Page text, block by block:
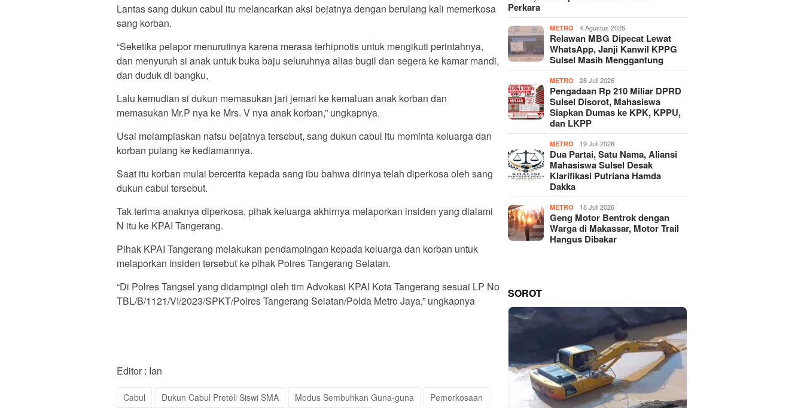
Lantas sang dukun cabul itu melancarkan aksi bejatnya dengan berulang kali memerkosa
sang korban.
“Seketika pelapor menurutinya karena merasa terhipnotis untuk mengikuti perintahnya,
dan menyuruh si anak untuk buka baju seluruhnya alias bugil dan segera ke kamar mandi,
dan duduk di bangku,
Lalu kemudian si dukun memasukan jari jemari ke kemaluan anak korban dan
memasukan Mr.P nya ke Mrs. V nya anak korban,” ungkapnya.
Usai melampiaskan nafsu bejatnya tersebut, sang dukun cabul itu meminta keluarga dan
korban pulang ke kediamannya.
Saat itu korban mulai bercerita kepada sang ibu bahwa dirinya telah diperkosa oleh sang
dukun cabul tersebut.
Tak terima anaknya diperkosa, pihak keluarga akhirnya melaporkan insiden yang dialami
N itu ke KPAI Tangerang.
Pihak KPAI Tangerang melakukan pendampingan kepada keluarga dan korban untuk
melaporkan insiden tersebut ke pihak Polres Tangerang Selatan.
“Di Polres Tangsel yang didampingi oleh tim Advokasi KPAI Kota Tangerang sesuai LP No
TBL/B/1121/VI/2023/SPKT/Polres Tangerang Selatan/Polda Metro Jaya,” ungkapnya
Editor : Ian
Cabul Dukun Cabul Preteli Siswi SMA Modus Sembuhkan Guna-guna
Pemerkosaan
Perkara
METRO 4 Agustus 2026
Relawan MBG Dipecat Lewat
WhatsApp, Janji Kanwil KPPG
Sulsel Masih Menggantung
METRO 28 Juli 2026
Pengadaan Rp 210 Miliar DPRD
Sulsel Disorot, Mahasiswa
Siapkan Dumas ke KPK, KPPU,
dan LKPP
METRO 19 Juli 2026
Dua Partai, Satu Nama, Aliansi
Mahasiswa Sulsel Desak
Klarifikasi Putriana Hamda
Dakka
METRO 18 Juli 2026
Geng Motor Bentrok dengan
Warga di Makassar, Motor Trail
Hangus Dibakar
SOROT